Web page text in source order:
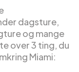
dagsture,
og mange
over 3 ting, du
Miami: